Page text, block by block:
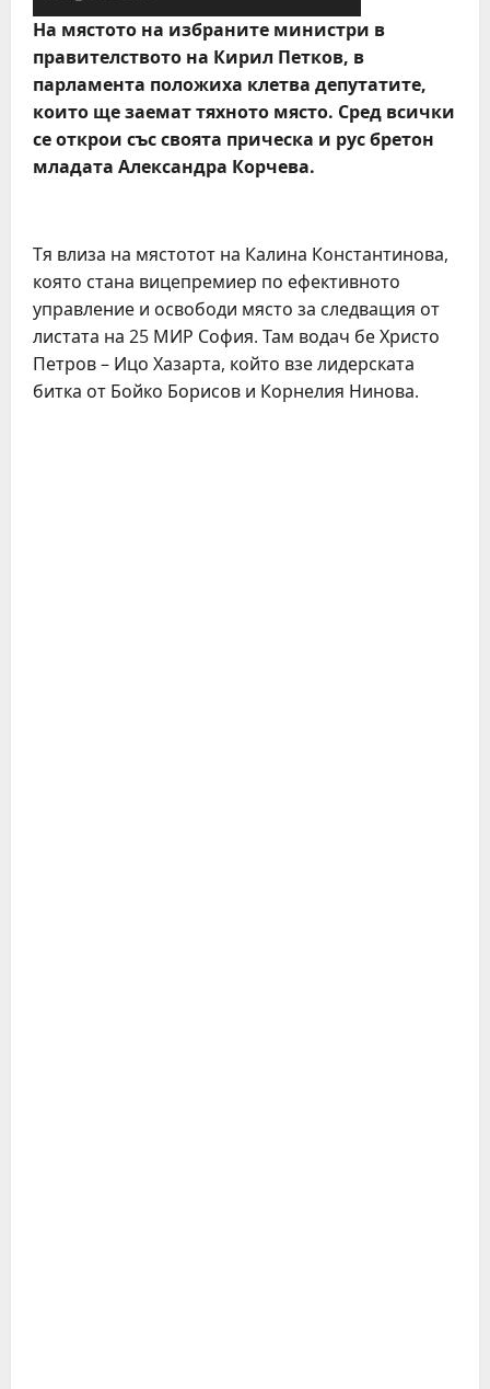
На мястото на избраните министри в
правителството на Кирил Петков, в
парламента положиха клетва депутатите,
които ще заемат тяхното място. Сред всички
се открои със своята прическа и рус бретон
младата Александра Корчева.
Тя влиза на мястотот на Калина Константинова,
която стана вицепремиер по ефективното
управление и освободи място за следващия от
листата на 25 МИР София. Там водач бе Христо
Петров – Ицо Хазарта, който взе лидерската
битка от Бойко Борисов и Корнелия Нинова.